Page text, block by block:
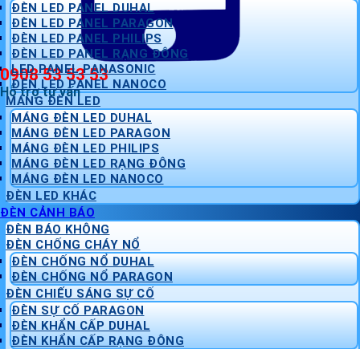
0908 53 53 53
Hỗ trợ tư vấn
ĐÈN LED PANEL DUHAL
ĐÈN LED PANEL PARAGON
ĐÈN LED PANEL PHILIPS
ĐÈN LED PANEL RẠNG ĐÔNG
LED PANEL PANASONIC
ĐÈN LED PANEL NANOCO
MÁNG ĐÈN LED
MÁNG ĐÈN LED DUHAL
MÁNG ĐÈN LED PARAGON
MÁNG ĐÈN LED PHILIPS
MÁNG ĐÈN LED RẠNG ĐÔNG
MÁNG ĐÈN LED NANOCO
ĐÈN LED KHÁC
ĐÈN CẢNH BÁO
ĐÈN BÁO KHÔNG
ĐÈN CHỐNG CHÁY NỔ
ĐÈN CHỐNG NỔ DUHAL
ĐÈN CHỐNG NỔ PARAGON
ĐÈN CHIẾU SÁNG SỰ CỐ
ĐÈN SỰ CỐ PARAGON
ĐÈN KHẨN CẤP DUHAL
ĐÈN KHẨN CẤP RẠNG ĐÔNG